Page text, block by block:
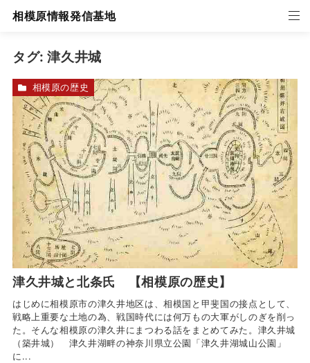
相模原情報発信基地
タグ:津久井城
津久井城と北条氏 【相模原の歴史】
はじめに相模原市の津久井地区は、相模国と甲斐国の接点として、
戦略上重要な土地の為、戦国時代には何万もの大軍がしのぎを削っ
た。そんな相模原の津久井にまつわる話をまとめてみた。津久井城
（築井城） 津久井湖畔の神奈川県立公園「津久井湖城山公園」
に...
相模原の歴史